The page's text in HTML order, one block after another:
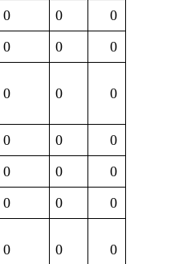
0 0 0
0 0 0
0 0 0
0 0 0
0 0 0
0 0 0
0 0 0